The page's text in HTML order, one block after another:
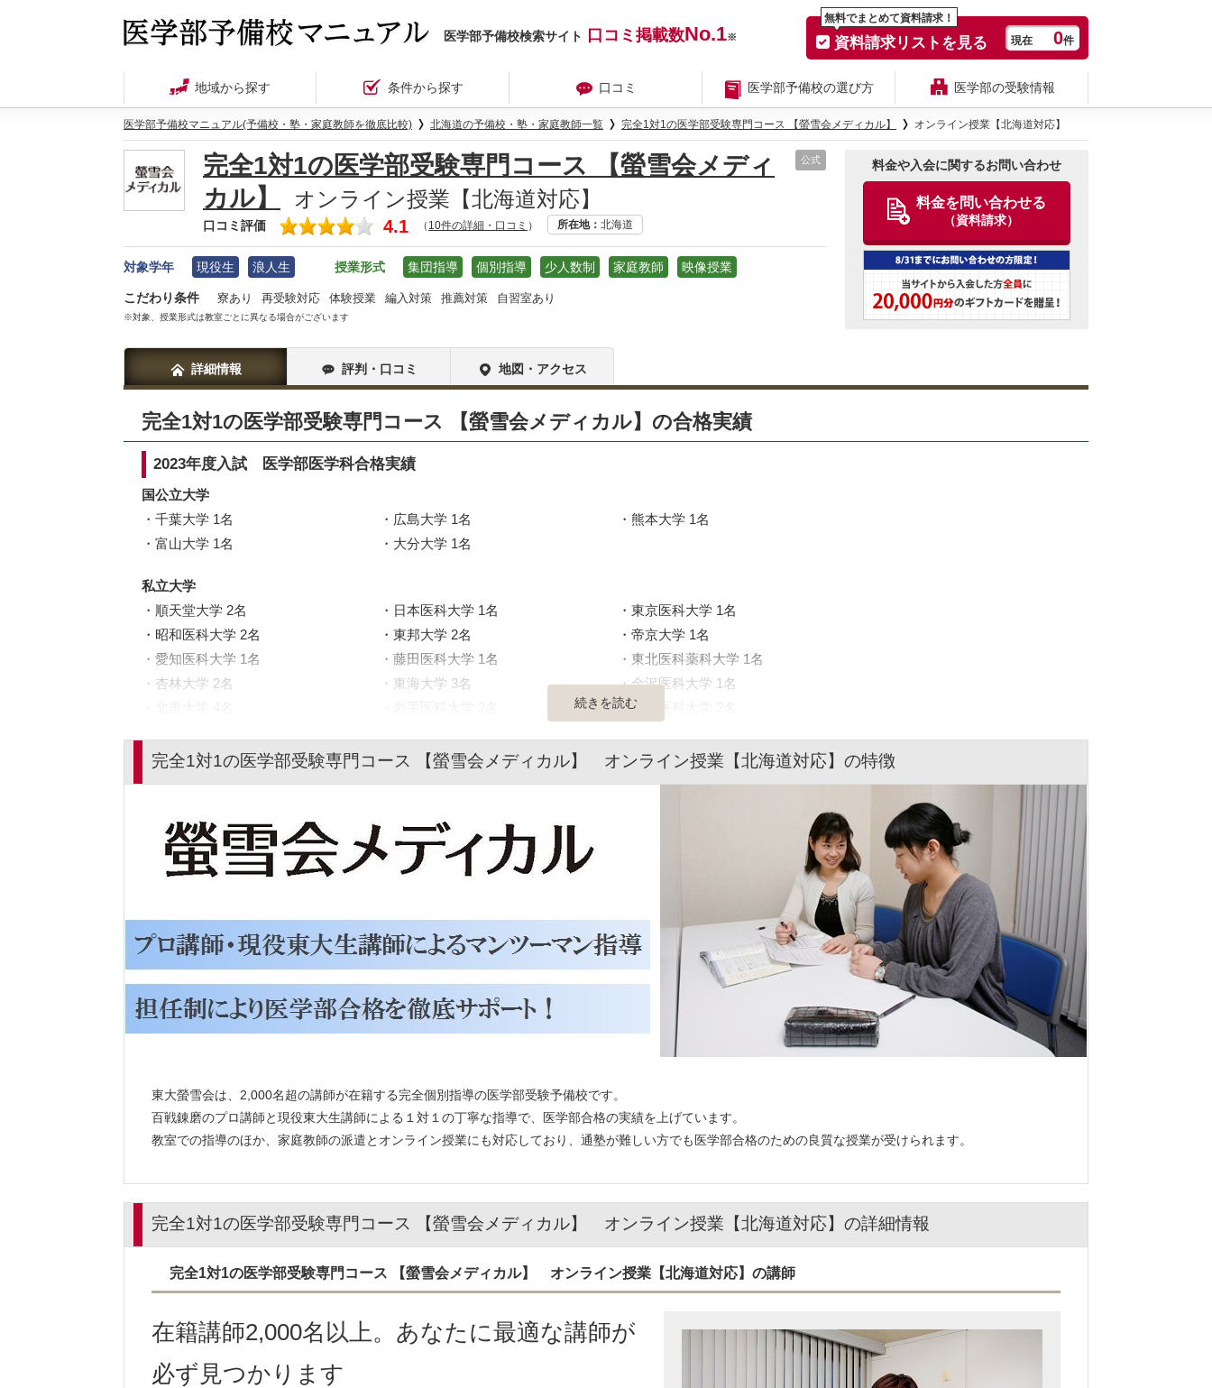
医学部予備校検索サイト 口コミ掲載数No.1※
無料でまとめて資料請求！
資料請求リストを見る 現在 0件
地域から探す 条件から探す 口コミ 医学部予備校の選び方 医学部の受験情報
医学部予備校マニュアル(予備校・塾・家庭教師を徹底比較) 北海道の予備校・塾・家庭教師一覧 完全1対1の医学部受験専門コース 【螢雪会メディカル】 オンライン授業【北海道対応】
完全1対1の医学部受験専門コース 【螢雪会メディ
カル】
オンライン授業【北海道対応】
口コミ評価 4.1 （ 10件の詳細・口コミ ） 所在地 北海道
公式
対象学年 現役生 浪人生 授業形式 集団指導 個別指導 少人数制 家庭教師 映像授業
こだわり条件 寮あり 再受験対応 体験授業 編入対策 推薦対策 自習室あり
※対象、授業形式は教室ごとに異なる場合がございます
料金や入会に関するお問い合わせ
料金を問い合わせる
（資料請求）
詳細情報 評判・口コミ 地図・アクセス
完全1対1の医学部受験専門コース 【螢雪会メディカル】の合格実績
2023年度入試 医学部医学科合格実績
国公立大学
千葉大学 1名
広島大学 1名
熊本大学 1名
富山大学 1名
大分大学 1名
私立大学
順天堂大学 2名
日本医科大学 1名
東京医科大学 1名
昭和医科大学 2名
東邦大学 2名
帝京大学 1名
愛知医科大学 1名
藤田医科大学 1名
東北医科薬科大学 1名
杏林大学 2名
東海大学 3名
金沢医科大学 1名
埼玉医科大学 2名
続きを読む
完全1対1の医学部受験専門コース 【螢雪会メディカル】 オンライン授業【北海道対応】の特徴
東大螢雪会は、2,000名超の講師が在籍する完全個別指導の医学部受験予備校です。
百戦錬磨のプロ講師と現役東大生講師による１対１の丁寧な指導で、医学部合格の実績を上げています。
教室での指導のほか、家庭教師の派遣とオンライン授業にも対応しており、通塾が難しい方でも医学部合格のための良質な授業が受けられます。
完全1対1の医学部受験専門コース 【螢雪会メディカル】 オンライン授業【北海道対応】の詳細情報
完全1対1の医学部受験専門コース 【螢雪会メディカル】 オンライン授業【北海道対応】の講師
在籍講師2,000名以上。あなたに最適な講師が
必ず見つかります